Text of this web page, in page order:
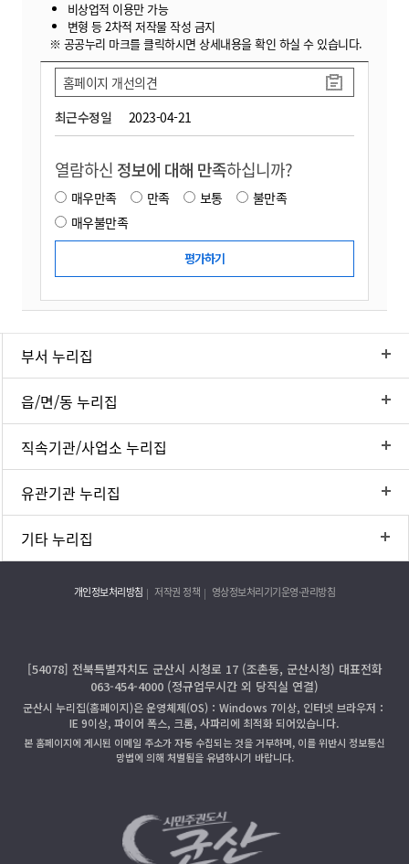
비상업적 이용만 가능
변형 등 2차적 저작물 작성 금지
※ 공공누리 마크를 클릭하시면 상세내용을 확인 하실 수 있습니다.
최근수정일 2023-04-21
홈페이지 개선의견
열람하신 정보에 대해 만족하십니까?
매우만족 만족 보통
불만족
매우불만족
부서 누리집
읍/면/동 누리집
직속기관/사업소 누리집
유관기관 누리집
기타 누리집
개인정보처리방침 저작권 정책 영상정보처리기기운영·관리방침
[54078] 전북특별자치도 군산시 시청로 17 (조촌동, 군산시청) 대표전화
063-454-4000 (정규업무시간 외 당직실 연결)
군산시 누리집(홈페이지)은 운영체제(OS)：Windows 7이상, 인터넷 브라우저：
IE 9이상, 파이어 폭스, 크롬, 사파리에 최적화 되어있습니다.
본 홈페이지에 게시된 이메일 주소가 자동 수집되는 것을 거부하며, 이를 위반시 정보통신
망법에 의해 처벌됨을 유념하시기 바랍니다.